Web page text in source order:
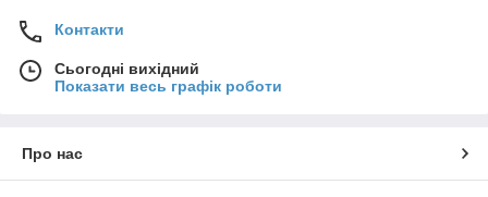
Контакти
Сьогодні вихідний
Показати весь графік роботи
Про нас